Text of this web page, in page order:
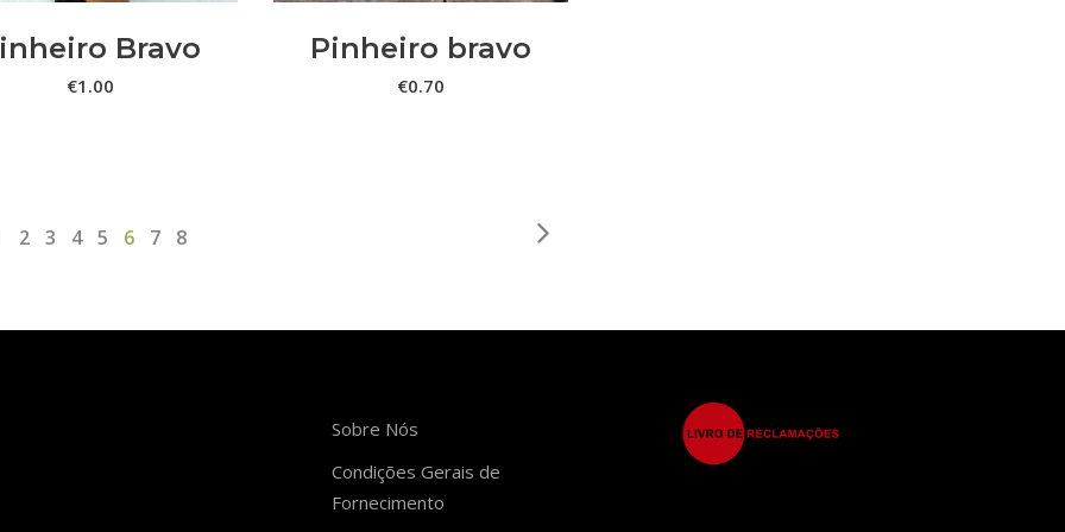
Bravo
€1.00
Pinheiro bravo
€0.70
2 3 4 5 6 7 8
Sobre Nós
Condições Gerais de
Fornecimento